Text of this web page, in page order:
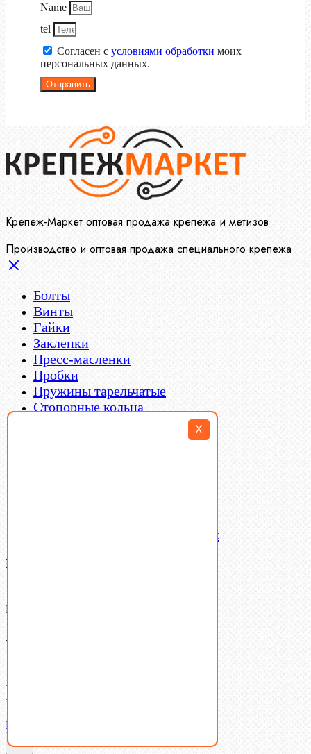
X
Name
tel
Согласен с условиями обработки моих
персональных данных.
Отправить
Крепеж-Маркет оптовая продажа крепежа и метизов
Производство и оптовая продажа специального крепежа
Болты
Винты
Гайки
Заклепки
Пресс-масленки
Пробки
Пружины тарельчатые
Стопорные кольца
Латунный и бронзовый крепеж
Ваша корзина
В корзине нет товаров.
Поиск
Don't show this popup again